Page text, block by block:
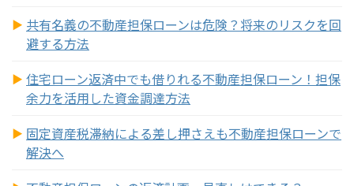
共有名義の不動産担保ローンは危険？将来のリスクを回
避する方法
住宅ローン返済中でも借りれる不動産担保ローン！担保
余力を活用した資金調達方法
固定資産税滞納による差し押さえも不動産担保ローンで
解決へ